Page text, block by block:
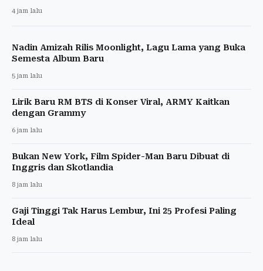
4 jam lalu
Nadin Amizah Rilis Moonlight, Lagu Lama yang Buka
Semesta Album Baru
5 jam lalu
Lirik Baru RM BTS di Konser Viral, ARMY Kaitkan
dengan Grammy
6 jam lalu
Bukan New York, Film Spider-Man Baru Dibuat di
Inggris dan Skotlandia
8 jam lalu
Gaji Tinggi Tak Harus Lembur, Ini 25 Profesi Paling
Ideal
8 jam lalu